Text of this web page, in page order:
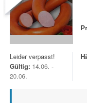
Leider verpasst!
Gültig: 14.06. -
20.06.